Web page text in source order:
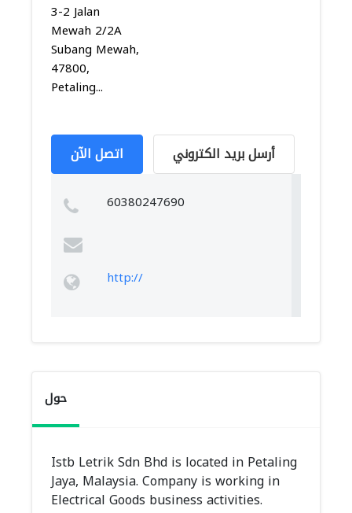
3-2 Jalan
Mewah 2/2A
Subang Mewah,
47800,
Petaling...
اتصل الآن أرسل بريد الكتروني
60380247690
http://
حول
Istb Letrik Sdn Bhd is located in Petaling
Jaya, Malaysia. Company is working in
Electrical Goods business activities.